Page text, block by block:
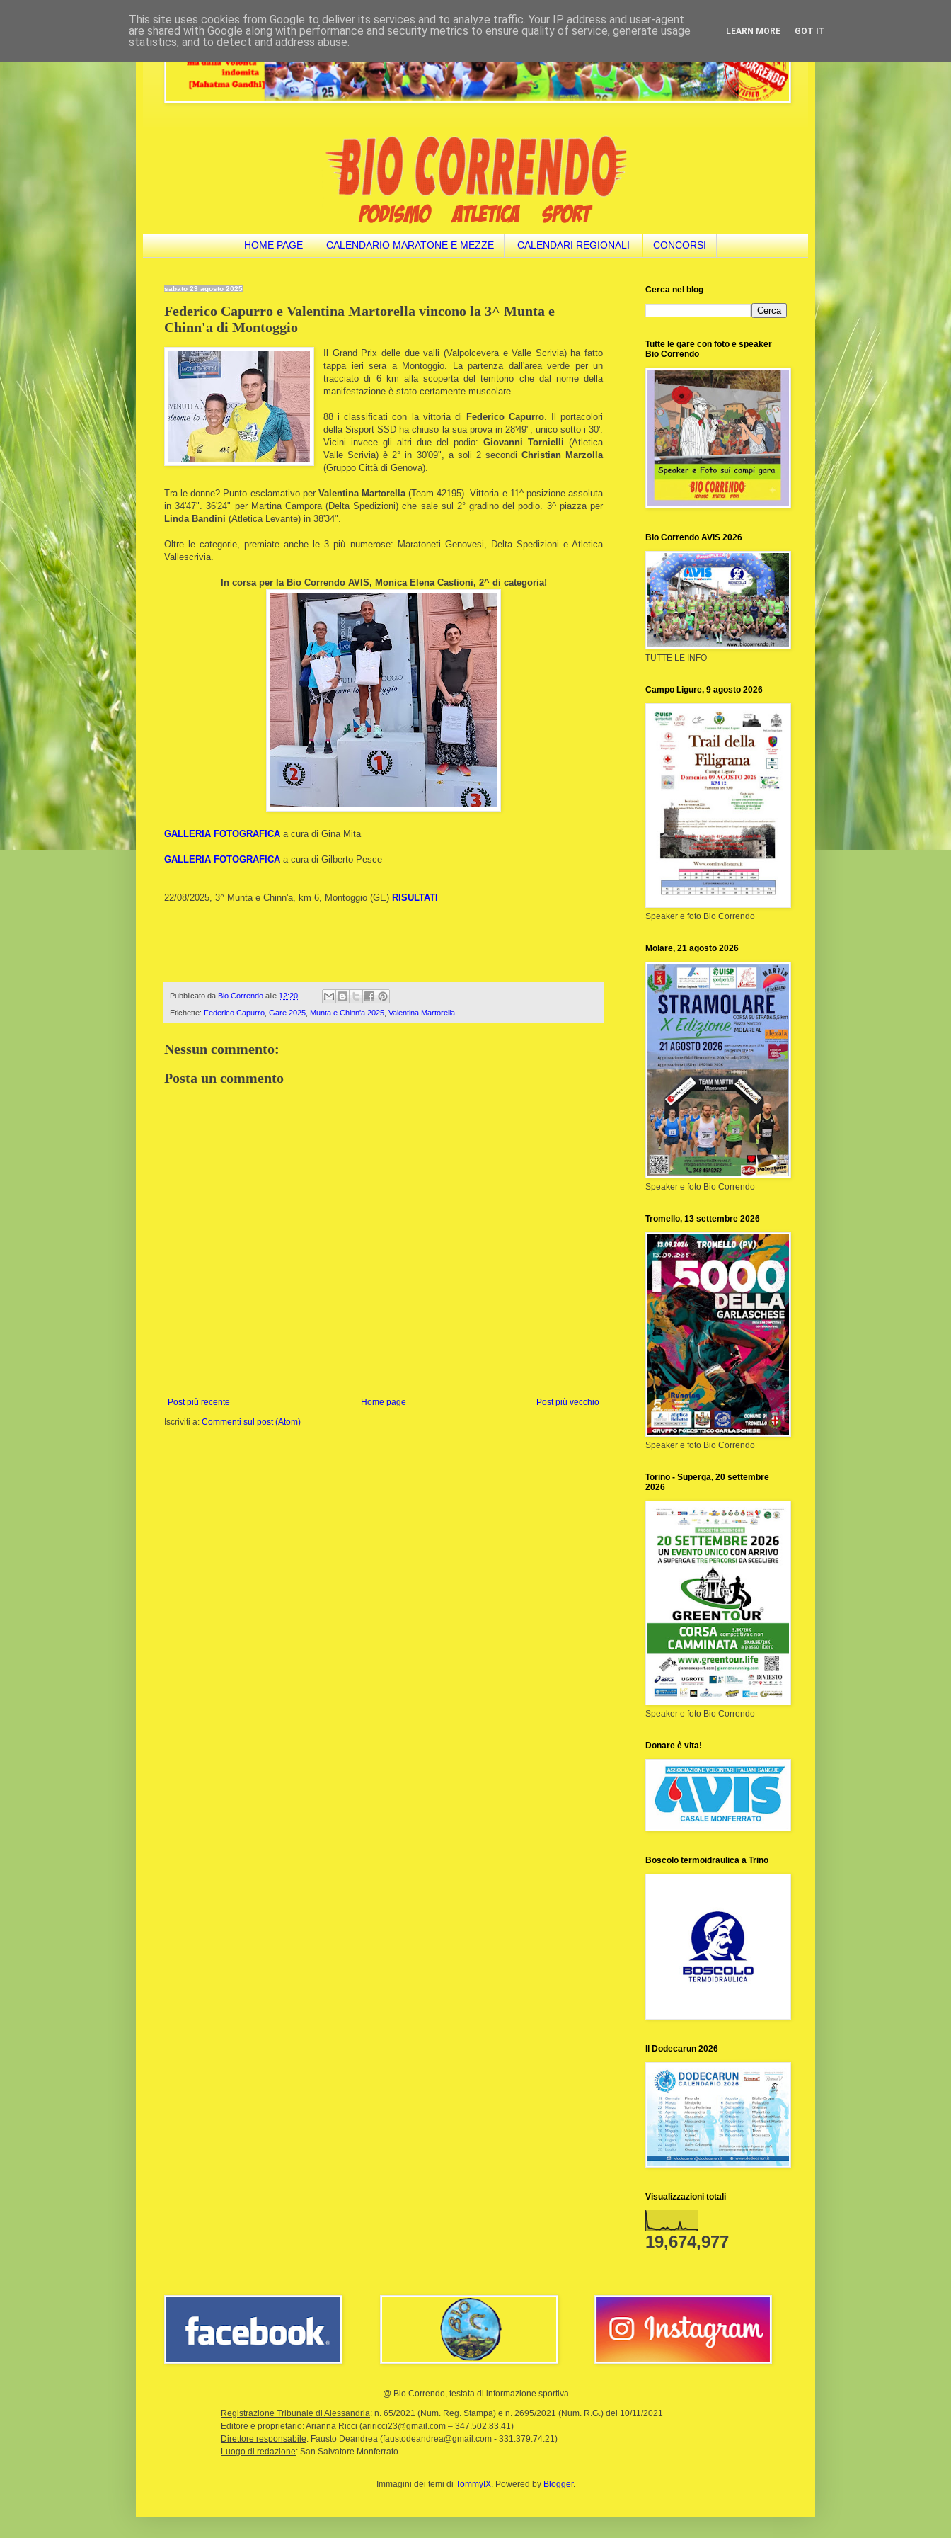
HOME PAGE CALENDARIO MARATONE E MEZZE CALENDARI REGIONALI CONCORSI
sabato 23 agosto 2025
Federico Capurro e Valentina Martorella vincono la 3^ Munta e
Chinn'a di Montoggio
Il Grand Prix delle due valli (Valpolcevera e Valle Scrivia) ha fatto
tappa ieri sera a Montoggio.
La partenza dall'area verde per un
tracciato di 6 km alla scoperta del territorio che dal nome della
manifestazione è stato certamente muscolare.
88 i classificati con la vittoria di Federico Capurro. Il portacolori
della Sisport SSD ha chiuso la sua prova in 28'49", unico sotto i 30'.
Vicini invece gli altri due del podio:Giovanni Tornielli (Atletica
Valle Scrivia) è 2° in 30'09", a soli 2 secondi Christian Marzolla
(Gruppo Città di Genova).
Tra le donne? Punto esclamativo per Valentina Martorella (Team 42195). Vittoria e 11^ posizione assoluta
in 34'47". 36'24" per Martina Campora (Delta Spedizioni) che sale sul 2° gradino del podio. 3^ piazza per
Linda Bandini (Atletica Levante) in 38'34".
Oltre le categorie, premiate anche le 3 più numerose: Maratoneti Genovesi, Delta Spedizioni e Atletica
Vallescrivia.
In corsa per la Bio Correndo AVIS, Monica Elena Castioni, 2^ di categoria!
GALLERIA FOTOGRAFICA a cura di Gina Mita
GALLERIA FOTOGRAFICA a cura di Gilberto Pesce
22/08/2025, 3^ Munta e Chinn'a, km 6, Montoggio (GE) RISULTATI
Pubblicato da Bio Correndo alle 12:20
Etichette: Federico Capurro Gare 2025 Munta e Chinn'a 2025 Valentina Martorella
Nessun commento:
Posta un commento
Post più recente Post più vecchio
Home page
Iscriviti a: Commenti sul post (Atom)
Cerca nel blog
Tutte le gare con foto e speaker
Bio Correndo
Bio Correndo AVIS 2026
TUTTE LE INFO
Campo Ligure, 9 agosto 2026
Speaker e foto Bio Correndo
Molare, 21 agosto 2026
Speaker e foto Bio Correndo
Tromello, 13 settembre 2026
Speaker e foto Bio Correndo
Torino - Superga, 20 settembre
2026
Speaker e foto Bio Correndo
Donare è vita!
Boscolo termoidraulica a Trino
Il Dodecarun 2026
Visualizzazioni totali
19,674,977
@ Bio Correndo, testata di informazione sportiva
Registrazione Tribunale di Alessandria: n. 65/2021 (Num. Reg. Stampa) e n. 2695/2021 (Num. R.G.) del 10/11/2021
Editore e proprietario: Arianna Ricci (ariricci23@gmail.com – 347.502.83.41)
Direttore responsabile: Fausto Deandrea (faustodeandrea@gmail.com - 331.379.74.21)
Luogo di redazione: San Salvatore Monferrato
Immagini dei temi di TommyIX. Powered by Blogger.
This site uses cookies from Google to deliver its services and to analyze traffic. Your IP address and user-agent
are shared with Google along with performance and security metrics to ensure quality of service, generate usage
statistics, and to detect and address abuse.
LEARN MORE GOT IT